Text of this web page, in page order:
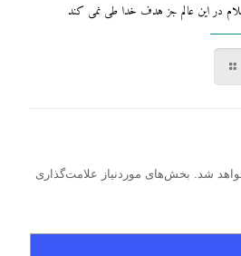
در این عالم جز هدف خدا طی نمی کند
شد. بخش‌های موردنیاز علامت‌گذاری